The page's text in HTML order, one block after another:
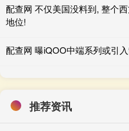
配查网 不仅美国没料到, 整个
地位!
配查网 曝iQOO中端系列或引
推荐资讯